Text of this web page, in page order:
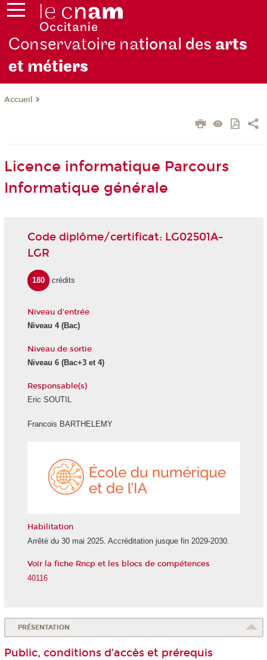
Conservatoire national des arts
et métiers
Accueil
Licence informatique Parcours
Informatique générale
Code diplôme/certificat: LG02501A-
LGR
180 crédits
Niveau d'entrée
Niveau 4(Bac)
Niveau de sortie
Niveau 6(Bac+3 et 4)
Responsable(s)
Eric SOUTIL
Francois BARTHELEMY
Habilitation
Arrêté du 30 mai 2025. Accréditation jusque fin 2029-2030.
Voir la fiche Rncp et les blocs de compétences
40116
PRÉSENTATION
Public, conditions d’accès et prérequis